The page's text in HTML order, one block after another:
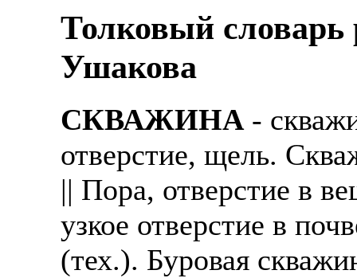
Толковый словарь
Ушакова
СКВАЖИНА -
отверстие, щель.
|| Пора, отверстие в
узкое отверстие в
(тех.). Буровая